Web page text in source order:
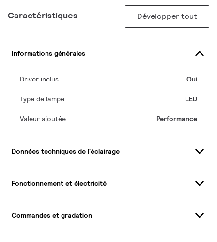
Caractéristiques Développer tout
Informations générales
Driver inclus Oui
Type de lampe LED
Valeur ajoutée Performance
Données techniques de l'éclairage
Fonctionnement et électricité
Commandes et gradation